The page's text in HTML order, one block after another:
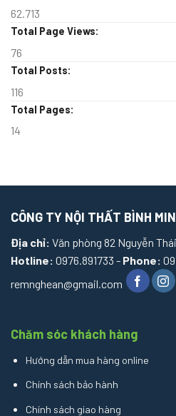
62.713
Total Page Views:
76
Total Posts:
116
Total Pages:
14
CÔNG TY NỘI THẤT BÌNH
Địa chỉ: Văn phòng 82 Nguyễn
Hotline: 0976.891733 - Phone:
remnghean@gmail.com
Chăm sóc khách hàng
Hướng dẫn mua hàng online
Chính sách bảo hành
Chính sách giao hàng